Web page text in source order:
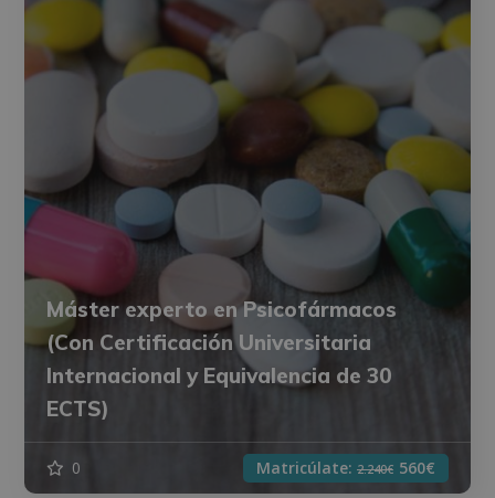
Máster experto en Psicofármacos
(Con Certificación Universitaria
Internacional y Equivalencia de 30
ECTS)
0 Matricúlate: 2.240€ 560€